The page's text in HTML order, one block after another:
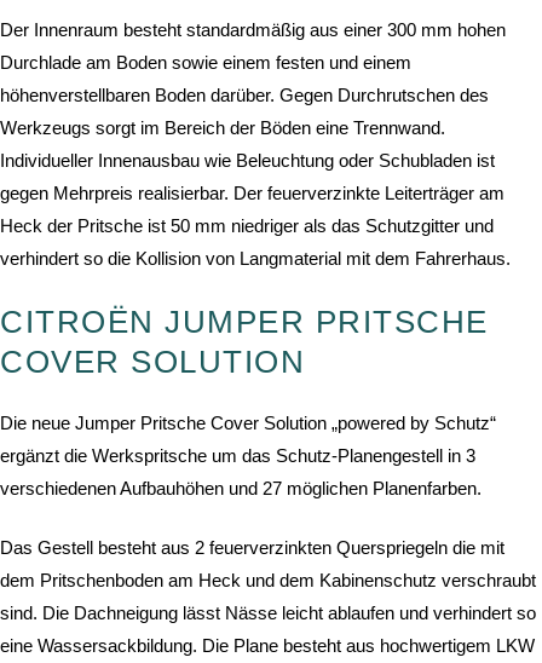
Der Innenraum besteht standardmäßig aus einer 300 mm hohen
Durchlade am Boden sowie einem festen und einem
höhenverstellbaren Boden darüber. Gegen Durchrutschen des
Werkzeugs sorgt im Bereich der Böden eine Trennwand.
Individueller Innenausbau wie Beleuchtung oder Schubladen ist
gegen Mehrpreis realisierbar. Der feuerverzinkte Leiterträger am
Heck der Pritsche ist 50 mm niedriger als das Schutzgitter und
verhindert so die Kollision von Langmaterial mit dem Fahrerhaus.
CITROËN JUMPER PRITSCHE
COVER SOLUTION
Die neue Jumper Pritsche Cover Solution „powered by Schutz“
ergänzt die Werkspritsche um das Schutz-Planengestell in 3
verschiedenen Aufbauhöhen und 27 möglichen Planenfarben.
Das Gestell besteht aus 2 feuerverzinkten Querspriegeln die mit
dem Pritschenboden am Heck und dem Kabinenschutz verschraubt
sind. Die Dachneigung lässt Nässe leicht ablaufen und verhindert so
eine Wassersackbildung. Die Plane besteht aus hochwertigem LKW